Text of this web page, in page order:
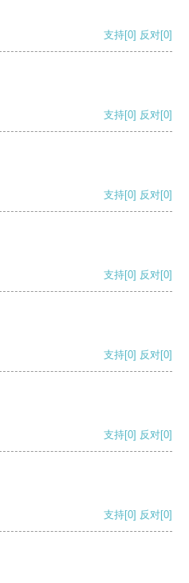
支持[0] 反对[0]
支持[0] 反对[0]
支持[0] 反对[0]
支持[0] 反对[0]
支持[0] 反对[0]
支持[0] 反对[0]
支持[0] 反对[0]